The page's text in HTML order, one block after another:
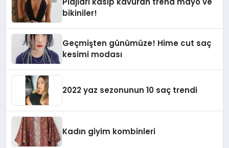
bikiniler!
Geçmişten günümüze! Hime cut saç
kesimi modası
2022 yaz sezonunun 10 saç trendi
Kadın giyim kombinleri